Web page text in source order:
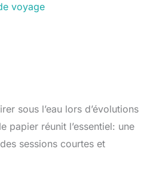
voyage
sous l’eau lors d’évolutions
papier réunit l’essentiel: une
sessions courtes et